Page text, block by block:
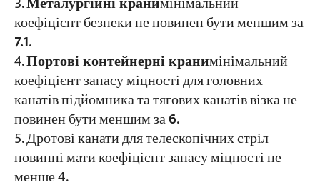
коефіцієнт безпеки не повинен бути меншим за
7.1.
Портові контейнерні кранимінімальний
коефіцієнт запасу міцності для головних
канатів підйомника та тягових канатів візка не
повинен бути меншим за6.
Дротові канати для телескопічних стріл
повинні мати коефіцієнт запасу міцності не
менше 4.